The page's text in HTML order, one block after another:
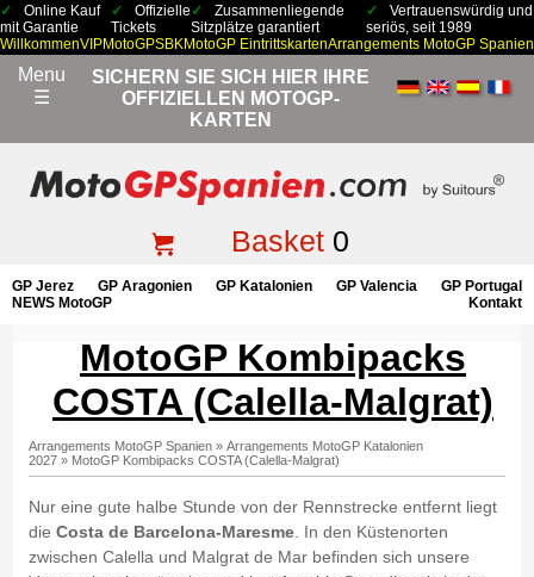
Online Kauf
mit Garantie
Offizielle
Tickets
Zusammenliegende
Sitzplätze garantiert
Vertrauenswürdig und
seriös, seit 1989
WillkommenVIPMotoGPSBKMotoGP EintrittskartenArrangements MotoGP Spanien
Menu
☰
SICHERN SIE SICH HIER IHRE
OFFIZIELLEN MOTOGP-
KARTEN
Basket0
GP Jerez GP Aragonien GP Katalonien GP Valencia
GP Portugal
NEWS MotoGP
Kontakt
MotoGP Kombipacks
COSTA (Calella-Malgrat)
Arrangements MotoGP Spanien» Arrangements MotoGP Katalonien
2027» MotoGP Kombipacks COSTA (Calella-Malgrat)
Nur eine gute halbe Stunde von der Rennstrecke entfernt liegt
die Costa de Barcelona-Maresme. In den Küstenorten
zwischen Calella und Malgrat de Mar befinden sich unsere